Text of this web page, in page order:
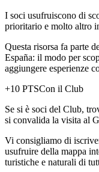
I soci usufruiscono di
prioritario e molto altro
Questa risorsa fa parte
España: il modo per
aggiungere esperienze
+10 PTSCon il Club
Se si è soci del Club,
si convalida la visita al
Vi consigliamo di
usufruire della mappa
turistiche e naturali di